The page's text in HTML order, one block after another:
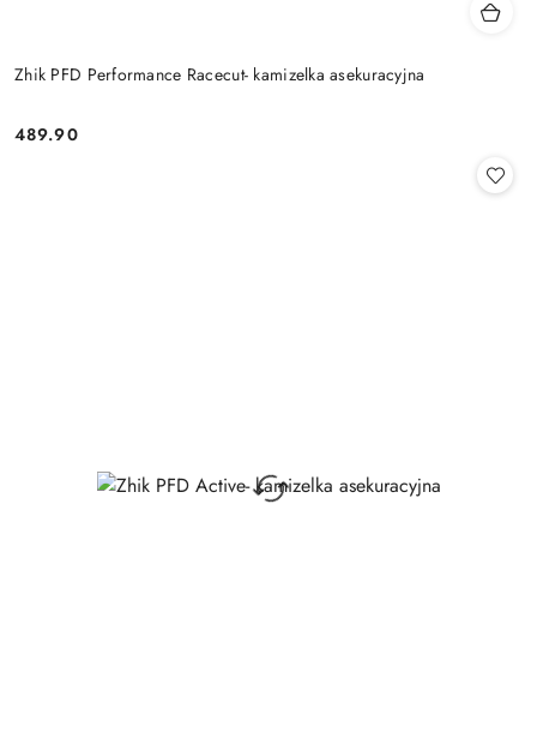
Zhik PFD Performance Racecut- kamizelka asekuracyjna
Cena:
489.90